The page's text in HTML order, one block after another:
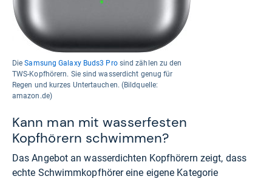
DieSamsung Galaxy Buds3 Prosind zählen zu den
TWS-Kopfhörern. Sie sind wasserdicht genug für
Regen und kurzes Untertauchen. (Bildquelle:
amazon.de)
Kann man mit wasserfesten
Kopfhörern schwimmen?
Das Angebot an wasserdichten Kopfhörern zeigt, dass
echte Schwimmkopfhörer eine eigene Kategorie